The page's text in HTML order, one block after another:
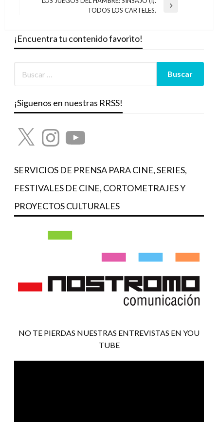
TODOS LOS CARTELES.
¡Encuentra tu contenido favorito!
¡Síguenos en nuestras RRSS!
X InstagramYouTube
SERVICIOS DE PRENSA PARA CINE, SERIES,
FESTIVALES DE CINE, CORTOMETRAJES Y
PROYECTOS CULTURALES
NO TE PIERDAS NUESTRAS ENTREVISTAS EN YOU
TUBE